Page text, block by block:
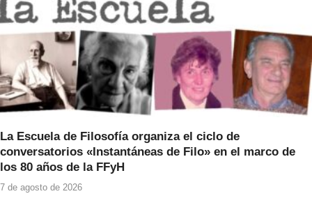
La Escuela de Filosofía organiza el ciclo de
conversatorios «Instantáneas de Filo» en el marco de
los 80 años de la FFyH
7 de agosto de 2026